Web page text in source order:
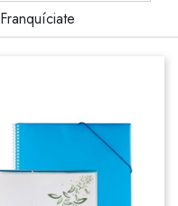
Franquíciate